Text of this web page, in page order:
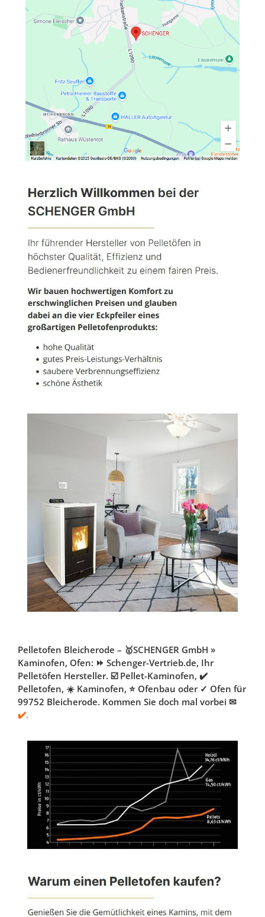
Pelletofen Bleicherode – 🥇SCHENGER GmbH »
Kaminofen, Ofen: ⏩ Schenger-Vertrieb.de, Ihr
Pelletöfen Hersteller. ☑️ Pellet-Kaminofen, ✔️
Pelletofen, ☀️ Kaminofen, ⭐ Ofenbau oder ✓ Ofen für
99752 Bleicherode. Kommen Sie doch mal vorbei ✉
✔️.